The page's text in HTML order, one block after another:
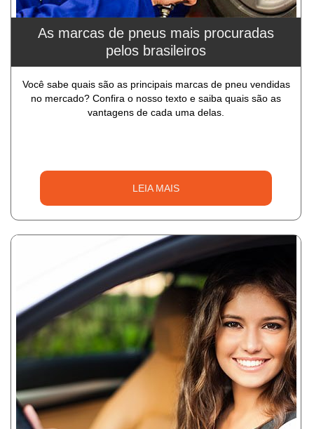
As marcas de pneus mais procuradas
pelos brasileiros
Você sabe quais são as principais marcas de pneu vendidas
no mercado? Confira o nosso texto e saiba quais são as
vantagens de cada uma delas.
LEIA MAIS